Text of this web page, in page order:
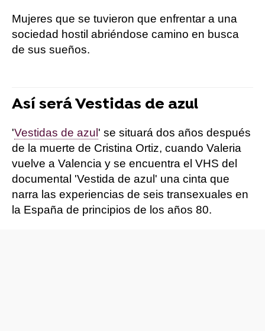
Mujeres que se tuvieron que enfrentar a una
sociedad hostil abriéndose camino en busca
de sus sueños.
Así será Vestidas de azul
'Vestidas de azul ' se situará dos años después
de la muerte de Cristina Ortiz, cuando Valeria
vuelve a Valencia y se encuentra el VHS del
documental 'Vestida de azul' una cinta que
narra las experiencias de seis transexuales en
la España de principios de los años 80.